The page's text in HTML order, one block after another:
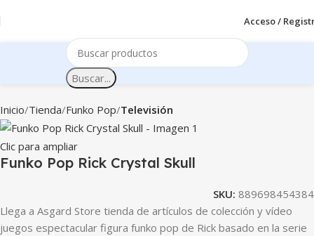
Acceso /
Buscar...
Inicio Tienda Funko Pop Televisión
Clic para ampliar
Funko Pop Rick Crystal Skull
SKU: 889698454384
Llega a Asgard Store tienda de artículos de colección y vídeo
juegos espectacular figura funko pop de Rick basado en la serie